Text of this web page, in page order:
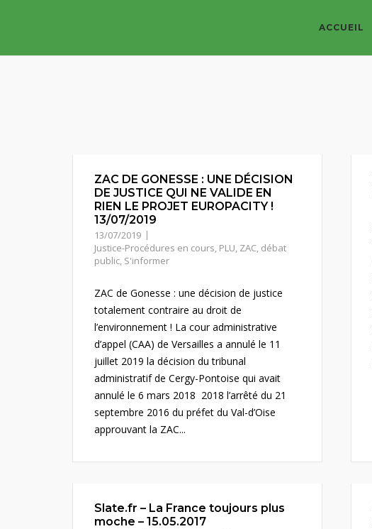
ACCUEIL
ZAC DE GONESSE : UNE DÉCISION
DE JUSTICE QUI NE VALIDE EN
RIEN LE PROJET EUROPACITY !
13/07/2019
13/07/2019
Justice-Procédures en cours, PLU, ZAC, débat
public, S'informer
ZAC de Gonesse : une décision de justice
totalement contraire au droit de
l’environnement ! La cour administrative
d’appel (CAA) de Versailles a annulé le 11
juillet 2019 la décision du tribunal
administratif de Cergy-Pontoise qui avait
annulé le 6 mars 2018 2018 l’arrêté du 21
septembre 2016 du préfet du Val-d’Oise
approuvant la ZAC...
Slate.fr – La France toujours plus
moche – 15.05.2017